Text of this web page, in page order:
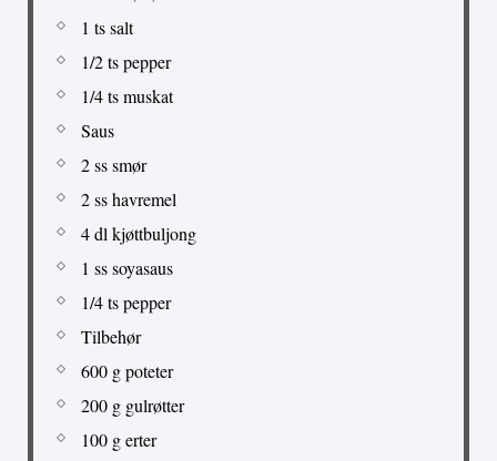
1 ts salt
1/2 ts pepper
1/4 ts muskat
Saus
2 ss smør
2 ss havremel
4 dl kjøttbuljong
1 ss soyasaus
1/4 ts pepper
Tilbehør
600 g poteter
200 g gulrøtter
100 g erter